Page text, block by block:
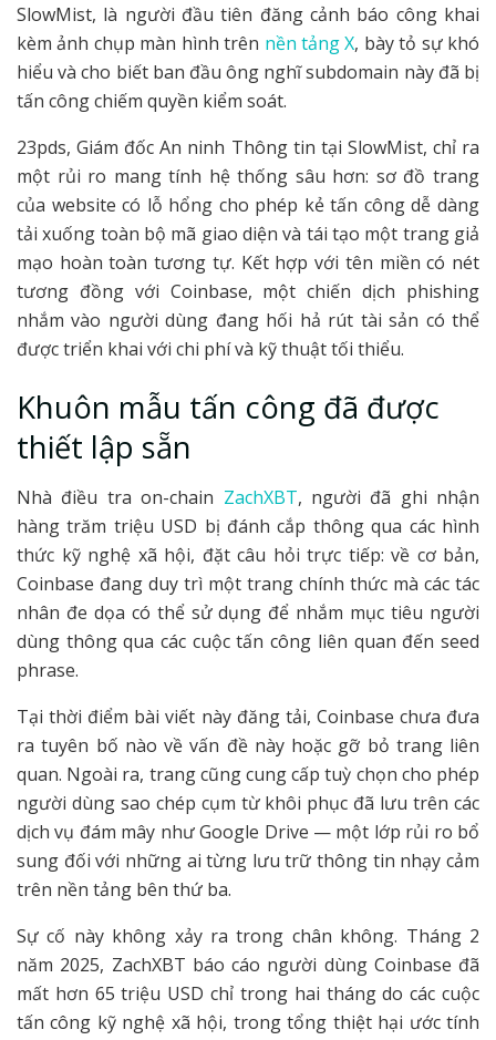
SlowMist, là người đầu tiên đăng cảnh báo công khai
kèm ảnh chụp màn hình trên nền tảng X, bày tỏ sự khó
hiểu và cho biết ban đầu ông nghĩ subdomain này đã bị
tấn công chiếm quyền kiểm soát.
23pds, Giám đốc An ninh Thông tin tại SlowMist, chỉ ra
một rủi ro mang tính hệ thống sâu hơn: sơ đồ trang
của website có lỗ hổng cho phép kẻ tấn công dễ dàng
tải xuống toàn bộ mã giao diện và tái tạo một trang giả
mạo hoàn toàn tương tự. Kết hợp với tên miền có nét
tương đồng với Coinbase, một chiến dịch phishing
nhắm vào người dùng đang hối hả rút tài sản có thể
được triển khai với chi phí và kỹ thuật tối thiểu.
Khuôn mẫu tấn công đã được
thiết lập sẵn
Nhà điều tra on-chain ZachXBT, người đã ghi nhận
hàng trăm triệu USD bị đánh cắp thông qua các hình
thức kỹ nghệ xã hội, đặt câu hỏi trực tiếp: về cơ bản,
Coinbase đang duy trì một trang chính thức mà các tác
nhân đe dọa có thể sử dụng để nhắm mục tiêu người
dùng thông qua các cuộc tấn công liên quan đến seed
phrase.
Tại thời điểm bài viết này đăng tải, Coinbase chưa đưa
ra tuyên bố nào về vấn đề này hoặc gỡ bỏ trang liên
quan. Ngoài ra, trang cũng cung cấp tuỳ chọn cho phép
người dùng sao chép cụm từ khôi phục đã lưu trên các
dịch vụ đám mây như Google Drive — một lớp rủi ro bổ
sung đối với những ai từng lưu trữ thông tin nhạy cảm
trên nền tảng bên thứ ba.
Sự cố này không xảy ra trong chân không. Tháng 2
năm 2025, ZachXBT báo cáo người dùng Coinbase đã
mất hơn 65 triệu USD chỉ trong hai tháng do các cuộc
tấn công kỹ nghệ xã hội, trong tổng thiệt hại ước tính